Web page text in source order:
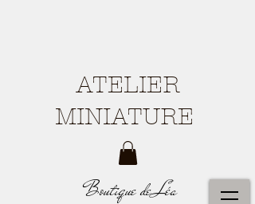
Boutique de Léa
ATELIER
MINIATURE